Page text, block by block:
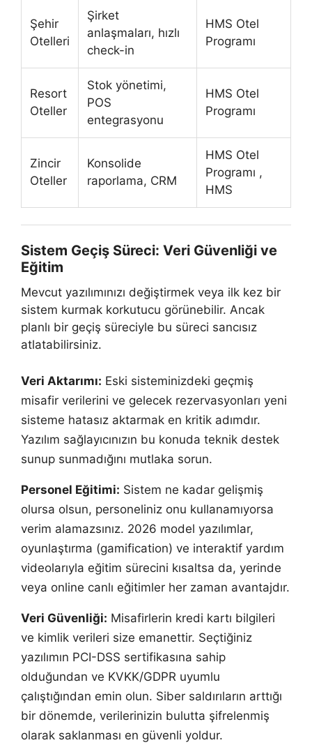
Şehir
Otelleri
Şirket
anlaşmaları, hızlı
check-in
HMS Otel
Programı
Resort
Oteller
Stok yönetimi,
POS
entegrasyonu
HMS Otel
Programı
Zincir
Oteller
Konsolide
raporlama, CRM
HMS Otel
Programı ,
HMS
Sistem Geçiş Süreci: Veri Güvenliği ve
Eğitim
Mevcut yazılımınızı değiştirmek veya ilk kez bir
sistem kurmak korkutucu görünebilir. Ancak
planlı bir geçiş süreciyle bu süreci sancısız
atlatabilirsiniz.
Veri Aktarımı: Eski sisteminizdeki geçmiş
misafir verilerini ve gelecek rezervasyonları yeni
sisteme hatasız aktarmak en kritik adımdır.
Yazılım sağlayıcınızın bu konuda teknik destek
sunup sunmadığını mutlaka sorun.
Personel Eğitimi: Sistem ne kadar gelişmiş
olursa olsun, personeliniz onu kullanamıyorsa
verim alamazsınız. 2026 model yazılımlar,
oyunlaştırma (gamification) ve interaktif yardım
videolarıyla eğitim sürecini kısaltsa da, yerinde
veya online canlı eğitimler her zaman avantajdır.
Veri Güvenliği: Misafirlerin kredi kartı bilgileri
ve kimlik verileri size emanettir. Seçtiğiniz
yazılımın PCI-DSS sertifikasına sahip
olduğundan ve KVKK/GDPR uyumlu
çalıştığından emin olun. Siber saldırıların arttığı
bir dönemde, verilerinizin bulutta şifrelenmiş
olarak saklanması en güvenli yoldur.